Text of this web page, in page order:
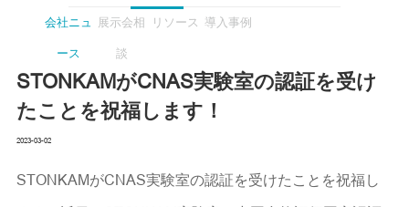
会社ニュ
ース
展示会相
談
リソース 導入事例
STONKAMがCNAS実験室の認証を受け
たことを祝福します！
2023-03-02
STONKAMがCNAS実験室の認証を受けたことを祝福し